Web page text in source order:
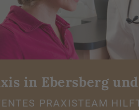
in Ebersberg
PRAXISTEAM